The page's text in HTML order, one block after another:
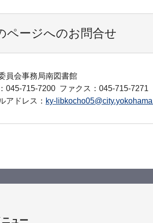
ページへのお問合せ
員会事務局南図書館
045-715-7200 ファクス：045-715-7271
アドレス： ky-
ニュー